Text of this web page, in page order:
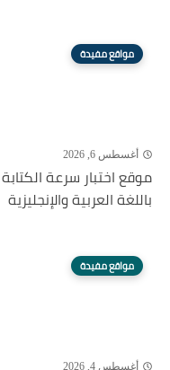
مواقع مفيدة
أغسطس 6, 2026
موقع اختبار سرعة الكتابة
باللغة العربية والإنجليزية
مواقع مفيدة
أغسطس 4, 2026